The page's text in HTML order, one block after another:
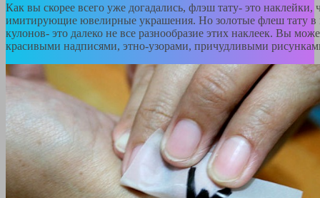
Как вы скорее всего уже догадались, флэш тату- это наклейки,
имитирующие ювелирные украшения. Но золотые флеш тату в
кулонов- это далеко не все разнообразие этих наклеек. Вы
красивыми надписями, этно-узорами, причудливыми